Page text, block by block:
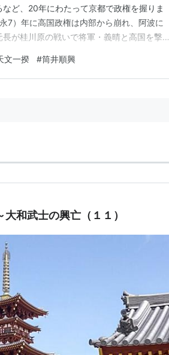
ど、20年にわたって京都で政権を握りま
7）年に高国政権は内部から崩れ、阿波に
が桂川原の戦いで将軍・義晴と高国を撃破
意向で結ばれた筒井氏と越智氏の同盟は
順興…
文一揆 #筒井順興
和武士の興亡（１１）